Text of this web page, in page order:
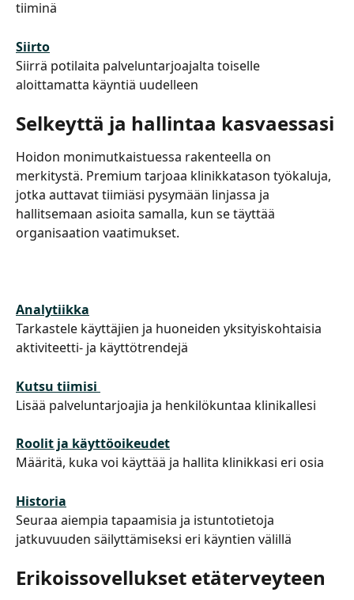
tiiminä
Siirto
Siirrä potilaita palveluntarjoajalta toiselle
aloittamatta käyntiä uudelleen
Selkeyttä ja hallintaa kasvaessasi
Hoidon monimutkaistuessa rakenteella on
merkitystä. Premium tarjoaa klinikkatason työkaluja,
jotka auttavat tiimiäsi pysymään linjassa ja
hallitsemaan asioita samalla, kun se täyttää
organisaation vaatimukset.
Analytiikka
Tarkastele käyttäjien ja huoneiden yksityiskohtaisia ​​​​
aktiviteetti- ja käyttötrendejä
Kutsu tiimisi
Lisää palveluntarjoajia ja henkilökuntaa klinikallesi
Roolit ja käyttöoikeudet
Määritä, kuka voi käyttää ja hallita klinikkasi eri osia
Historia
Seuraa aiempia tapaamisia ja istuntotietoja
jatkuvuuden säilyttämiseksi eri käyntien välillä
Erikoissovellukset etäterveyteen